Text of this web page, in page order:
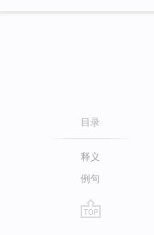
目录
释义
例句